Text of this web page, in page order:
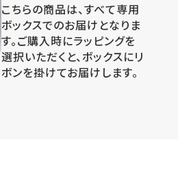
こちらの商品は、すべて専用
ボックスでのお届けとなりま
す。ご購入時にラッピングを
選択いただくと、ボックスにリ
ボンを掛けてお届けします。